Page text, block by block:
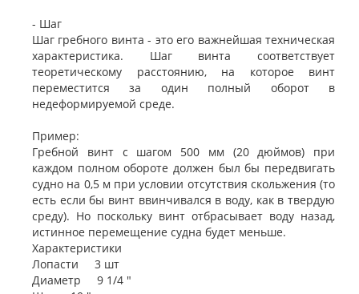
- Шаг
Шаг гребного винта - это его важнейшая техническая
характеристика. Шаг винта соответствует
теоретическому расстоянию, на которое винт
переместится за один полный оборот в
недеформируемой среде.
Пример:
Гребной винт с шагом 500 мм (20 дюймов) при
каждом полном обороте должен был бы передвигать
судно на 0,5 м при условии отсутствия скольжения (то
есть если бы винт ввинчивался в воду, как в твердую
среду). Но поскольку винт отбрасывает воду назад,
истинное перемещение судна будет меньше.
Характеристики
Лопасти 3 шт
Диаметр 9 1/4 "